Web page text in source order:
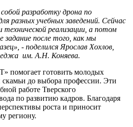
разработку дрона по
разных учебных заведений. Сейчас
реализации, а потом
задание после того, как мы
- поделился Ярослав Хохлов,
им. А.Н. Коняева.
помогает готовить молодых
до выбора профессии. Эти
работе Тверского
по развитию кадров. Благодаря
роста и приносит
региону.